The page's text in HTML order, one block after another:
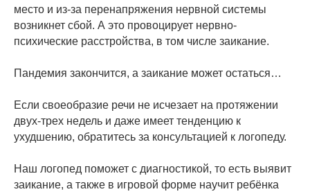
место и из-за перенапряжения нервной системы
возникнет сбой. А это провоцирует нервно-
психические расстройства, в том числе заикание.
Пандемия закончится, а заикание может остаться…
Если своеобразие речи не исчезает на протяжении
двух-трех недель и даже имеет тенденцию к
ухудшению, обратитесь за консультацией к логопеду.
Наш логопед поможет с диагностикой, то есть выявит
заикание, а также в игровой форме научит ребёнка